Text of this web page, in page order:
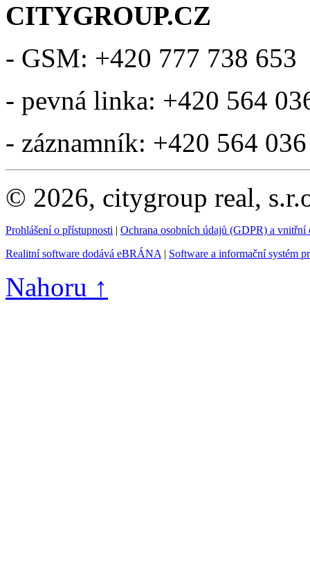
CITYGROUP.CZ
- GSM: +420 777 738 653
- pevná linka: +420 564
- záznamník: +420 564
© 2026, citygroup real,
Prohlášení o přístupnosti | Ochrana osobních údajů (GDPR) a vnitřní
Realitní software dodává eBRÁNA| Software a informační systém
Nahoru ↑